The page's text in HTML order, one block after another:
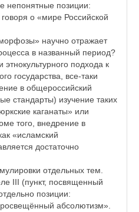
непонятные позиции:
о «мире Российской
научно отражает
в названный период?
подхода к
государства, все-таки
в общероссийский
стандарты) изучение таких
каганаты» или
того, внедрение в
«исламский
достаточно
отдельных тем.
III (пункт, посвященный
позиции:
абсолютизм».